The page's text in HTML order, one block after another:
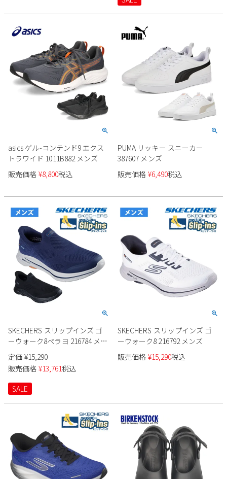
asics ゲル-コンテンド9 エクス
トラワイド 1011B882 メンズ
販売価格 ¥8,800税込
PUMA リッキー スニーカー
387607 メンズ
販売価格 ¥6,490税込
SKECHERS スリップインズ ゴ
ーウォーク8ペラヨ 216784 メン
ズ
定価 ¥15,290
販売価格 ¥13,761税込
SALE
SKECHERS スリップインズ ゴ
ーウォーク8 216792 メンズ
販売価格 ¥15,290税込